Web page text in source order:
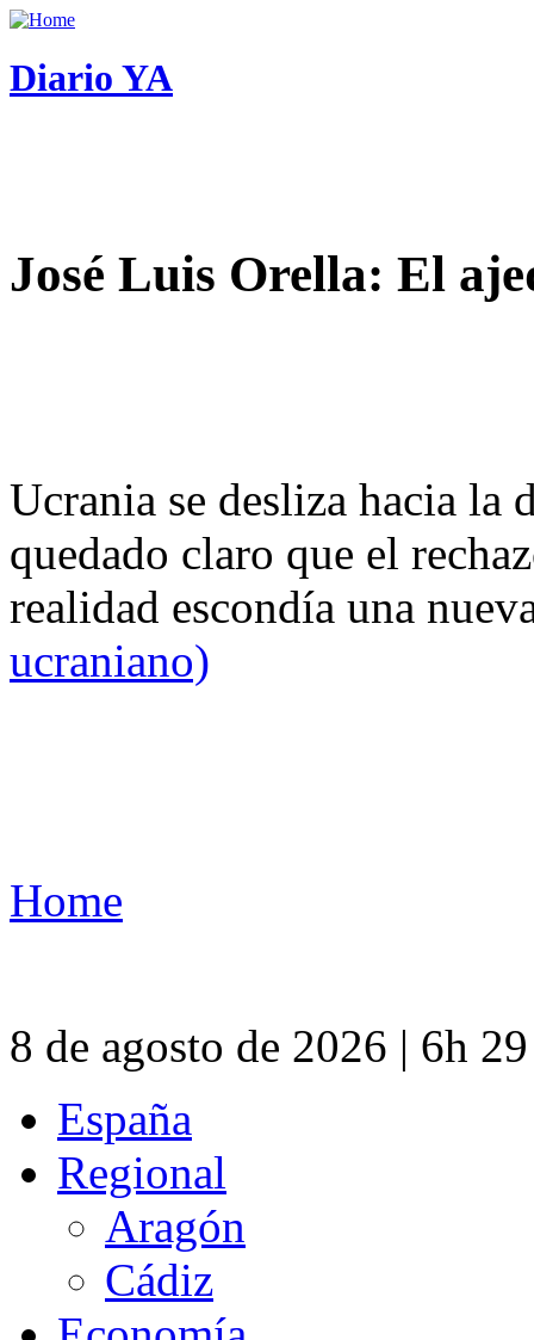
Diario YA
José Luis Orella: El
Ucrania se desliza hacia
quedado claro que el
realidad escondía una
ucraniano)
Home
8 de agosto de 2026 | 6h
España
Regional
Aragón
Cádiz